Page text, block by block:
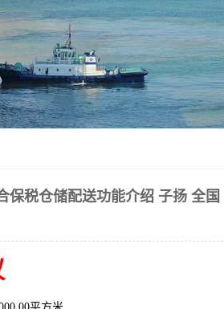
保税仓储配送功能介绍 子扬 全